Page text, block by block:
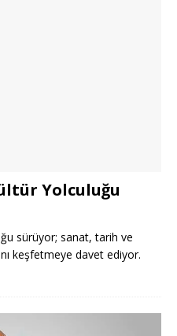
Yolculuğu
sürüyor; sanat, tarih ve
keşfetmeye davet ediyor.